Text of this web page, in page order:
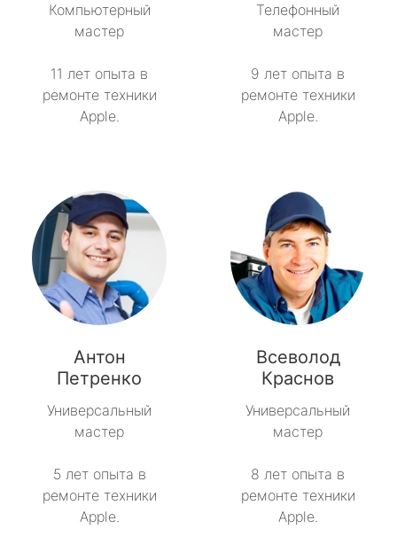
Компьютерный
мастер
11 лет опыта в
ремонте техники
Apple.
Телефонный
мастер
9 лет опыта в
ремонте техники
Apple.
Антон
Петренко
Универсальный
мастер
5 лет опыта в
ремонте техники
Apple.
Всеволод
Краснов
Универсальный
мастер
8 лет опыта в
ремонте техники
Apple.